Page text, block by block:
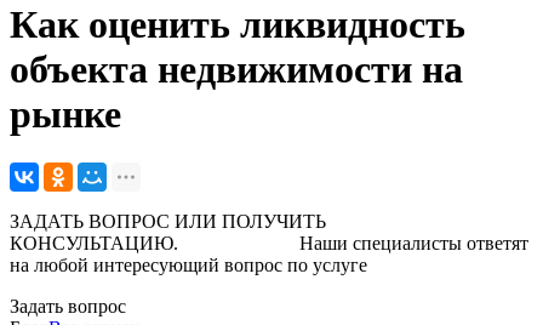
Как оценить ликвидность
объекта недвижимости на
рынке
ЗАДАТЬ ВОПРОС ИЛИ ПОЛУЧИТЬ
КОНСУЛЬТАЦИЮ. Наши специалисты ответят
на любой интересующий вопрос по услуге
Задать вопрос